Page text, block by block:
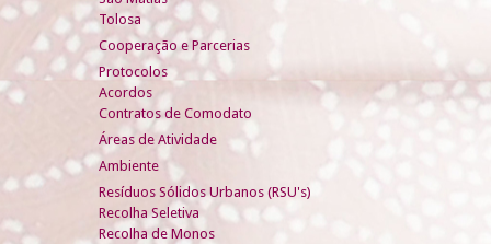
Tolosa
Cooperação e Parcerias
Protocolos
Acordos
Contratos de Comodato
Áreas de Atividade
Ambiente
Resíduos Sólidos Urbanos (RSU's)
Recolha Seletiva
Recolha de Monos